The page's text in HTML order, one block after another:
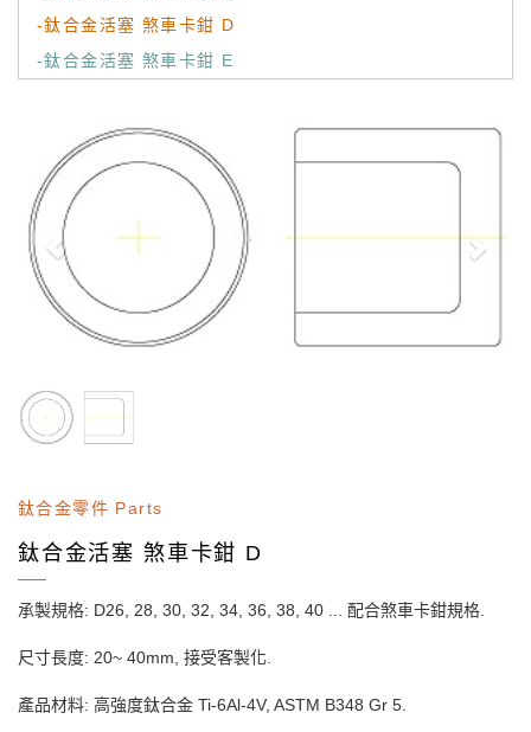
-鈦合金活塞 煞車卡鉗 D
-鈦合金活塞 煞車卡鉗 E
鈦合金零件 Parts
鈦合金活塞 煞車卡鉗 D
承製規格: D26, 28, 30, 32, 34, 36, 38, 40 ... 配合煞車卡鉗規格.
尺寸長度: 20~ 40mm, 接受客製化.
產品材料: 高強度鈦合金 Ti-6Al-4V, ASTM B348 Gr 5.